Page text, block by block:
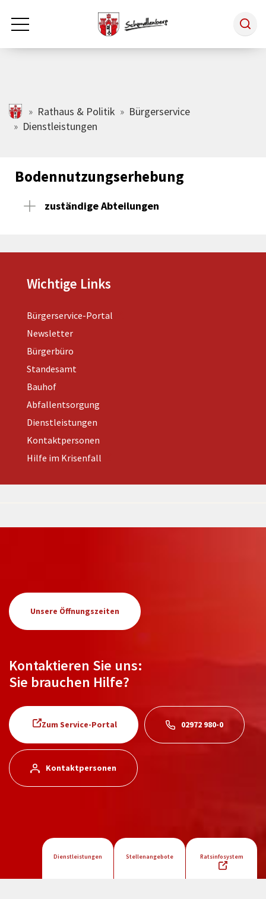
Zum Hauptinhalt springen
Rathaus & Politik
Tourismus
schmallenberg.de
Rathaus & Politik
Bürgerservice
Dienstleistungen
Bodennutzungserhebung
zuständige Abteilungen
Wichtige Links
Bürgerservice-Portal
Newsletter
Bürgerbüro
Standesamt
Bauhof
Abfallentsorgung
Dienstleistungen
Kontaktpersonen
Hilfe im Krisenfall
Unsere Öffnungszeiten
Kontaktieren Sie uns:
Sie brauchen Hilfe?
Zum Service-Portal 02972 980-0
Kontaktpersonen
Dienstleistungen Stellenangebote Ratsinfosystem